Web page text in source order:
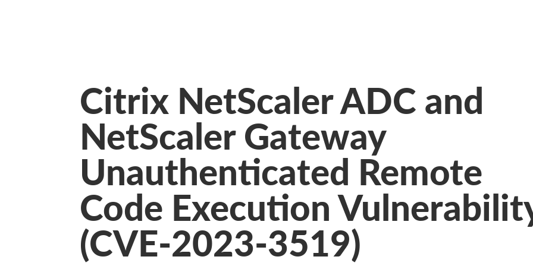
Citrix NetScaler ADC and
NetScaler Gateway
Unauthenticated Remote
Code Execution
(CVE-2023-3519)